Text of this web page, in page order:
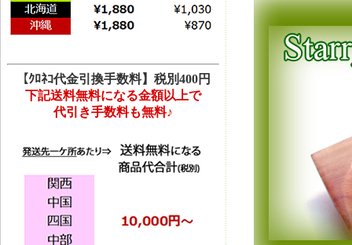
【ｸﾛﾈｺ代金引換手数料】税別400円
下記送料無料になる金額以上で
代引き手数料も無料♪